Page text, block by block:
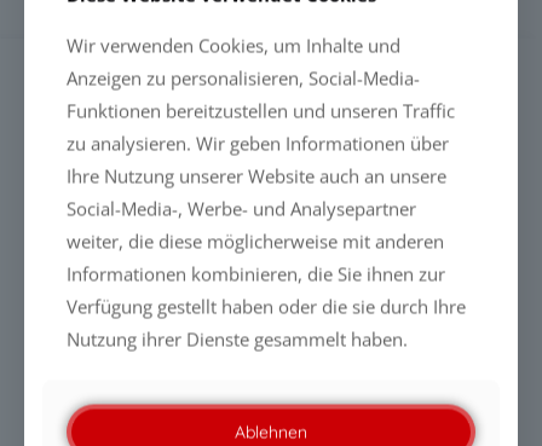
SUCHE
NEUESTE MELDUNGEN
PFAS-freie Liquid Glass-Beschichtungen: Warum die
Zukunft durch Leistung entschieden wird
Zukunft durch Leistung entschieden wird
Wir verwenden Cookies, um Inhalte und
Anzeigen zu personalisieren, Social-Media-
Funktionen bereitzustellen und unseren Traffic
zu analysieren. Wir geben Informationen über
Ihre Nutzung unserer Website auch an unsere
Social-Media-, Werbe- und Analysepartner
weiter, die diese möglicherweise mit anderen
Informationen kombinieren, die Sie ihnen zur
Verfügung gestellt haben oder die sie durch Ihre
Nutzung ihrer Dienste gesammelt haben.
Ablehnen